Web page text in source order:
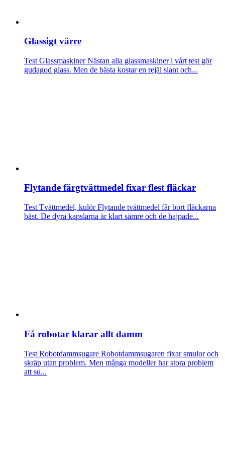
Glassigt värre
Test GlassmaskinerNästan alla glassmaskiner i vårt test gör
gudagod glass. Men de bästa kostar en rejäl slant och...
Flytande färgtvättmedel fixar flest fläckar
Test Tvättmedel, kulörFlytande tvättmedel får bort fläckarna
bäst. De dyra kapslarna är klart sämre och de hajpade...
Få robotar klarar allt damm
Test Robotdammsugare Robotdammsugaren fixar smulor och
skräp utan problem. Men många modeller har stora problem
att su...